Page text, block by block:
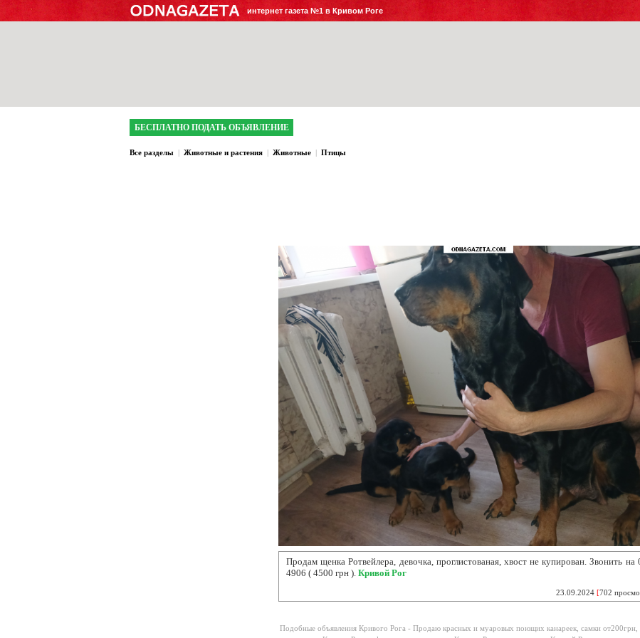
интернет газета №1 в Кривом Роге
БЕСПЛАТНО ПОДАТЬ ОБЪЯВЛЕНИЕ
Все разделы | Животные и растения | Животные | Птицы
Продам щенка Ротвейлера, девочка, проглистованая, хвост не купирован. Звонить на
4906 ( 4500 грн ). Кривой Рог
23.09.2024 [702
Подобные объявления Кривого Рога - Продаю красных и муаровых поющих канареек, самки от200грн,